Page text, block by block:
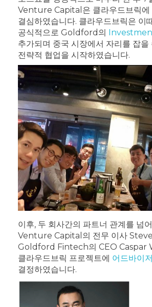
Venture Capital은 클라우드브릭에
결심하였습니다. 클라우드브릭은 이
공식적으로 Goldford의
추가되며 중국 시장에서 자리를 잡을
전략적 협업을 시작하였습니다.
이후, 두 회사간의 파트너 관계를 넘
Venture Capital의 전무 이사
Goldford Fintech의 CEO Caspar
클라우드브릭 프로젝트에 어드바이
결정하였습니다.